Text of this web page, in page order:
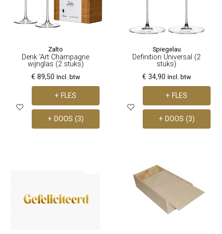
Zalto
Denk 'Art Champagne
wijnglas (2 stuks)
€ 89,50 Incl. btw
+ FLES
+ DOOS (3)
Spiegelau
Definition Universal (2
stuks)
€ 34,90 Incl. btw
+ FLES
+ DOOS (3)